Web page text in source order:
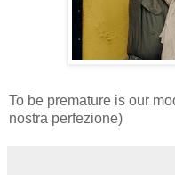
To be premature is our
nostra perfezione)